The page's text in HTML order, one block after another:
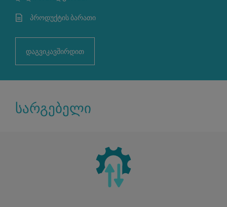
პროდუქტის ბარათი
დაგვიკავშირდით
სარგებელი